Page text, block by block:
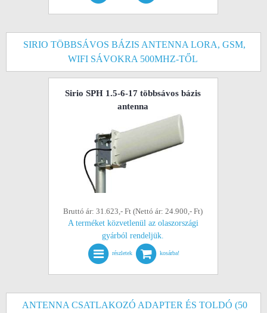
SIRIO TÖBBSÁVOS BÁZIS ANTENNA LORA, GSM,
WIFI SÁVOKRA 500MHZ-TŐL
Sirio SPH 1.5-6-17 többsávos bázis
antenna
Bruttó ár: 31.623,- Ft (Nettó ár: 24.900,- Ft)
A terméket közvetlenül az olaszországi
gyárból rendeljük.
részletek kosárba!
ANTENNA CSATLAKOZÓ ADAPTER ÉS TOLDÓ (50